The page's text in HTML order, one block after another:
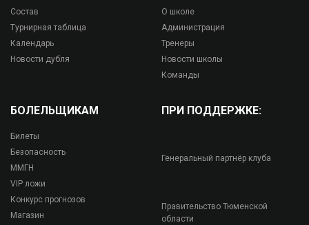
Состав
Турнирная таблица
Календарь
Новости дубля
О школе
Администрация
Тренеры
Новости школы
Команды
БОЛЕЛЬЩИКАМ
Билеты
Безопасность
ММГН
VIP ложи
Конкурс прогнозов
Магазин
ПРИ ПОДДЕРЖКЕ:
Генеральный партнёр клуба
Правительство Тюменской
области